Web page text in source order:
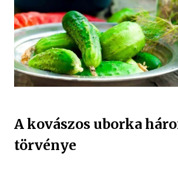
A kovászos uborka
törvénye